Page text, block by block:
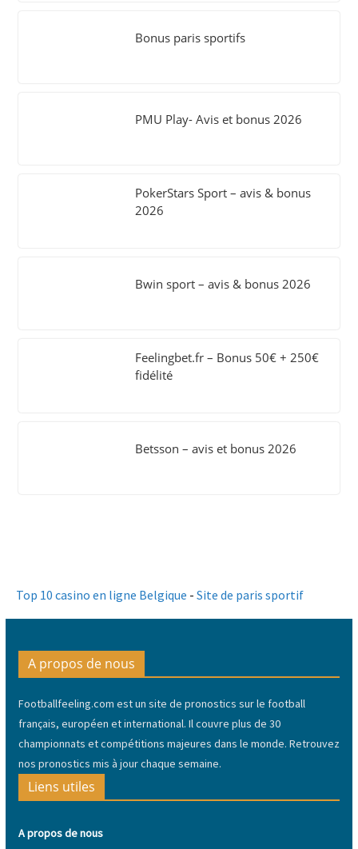
Bonus paris sportifs
PMU Play- Avis et bonus 2026
PokerStars Sport – avis & bonus
2026
Bwin sport – avis & bonus 2026
Feelingbet.fr – Bonus 50€ + 250€
fidélité
Betsson – avis et bonus 2026
Top 10 casino en ligne Belgique - Site de paris sportif
A propos de nous
Footballfeeling.com est un site de pronostics sur le football
français, européen et international. Il couvre plus de 30
championnats et compétitions majeures dans le monde. Retrouvez
nos pronostics mis à jour chaque semaine.
Liens utiles
A propos de nous